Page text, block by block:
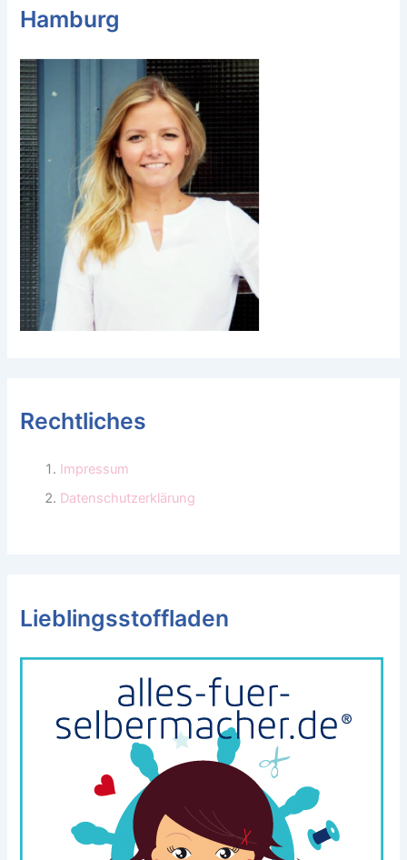
Hamburg
Rechtliches
Impressum
Datenschutzerklärung
Lieblingsstoffladen